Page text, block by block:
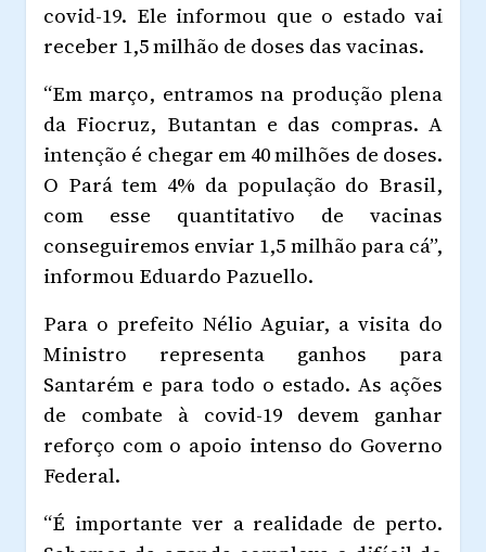
covid-19. Ele informou que o estado vai
receber 1,5 milhão de doses das vacinas.
“Em março, entramos na produção plena
da Fiocruz, Butantan e das compras. A
intenção é chegar em 40 milhões de doses.
O Pará tem 4% da população do Brasil,
com esse quantitativo de vacinas
conseguiremos enviar 1,5 milhão para cá”,
informou Eduardo Pazuello.
Para o prefeito Nélio Aguiar, a visita do
Ministro representa ganhos para
Santarém e para todo o estado. As ações
de combate à covid-19 devem ganhar
reforço com o apoio intenso do Governo
Federal.
“É importante ver a realidade de perto.